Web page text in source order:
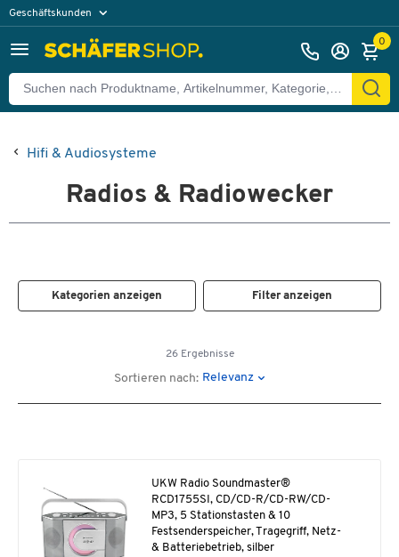
Geschäftskunden
0
Hifi & Audiosysteme
Radios & Radiowecker
Kategorien anzeigen Filter anzeigen
26 Ergebnisse
Sortieren nach: Relevanz
UKW Radio Soundmaster®
RCD1755SI, CD/CD-R/CD-RW/CD-
MP3, 5 Stationstasten & 10
Festsenderspeicher, Tragegriff, Netz-
& Batteriebetrieb, silber